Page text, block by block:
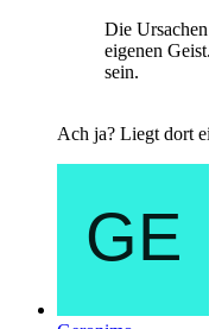
Die
eigenen
sein.
Ach ja? Liegt dort